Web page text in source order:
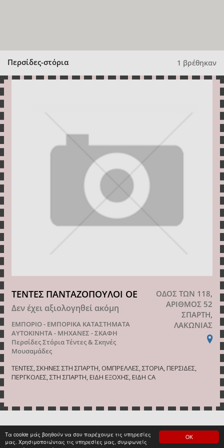
ΟΚ
Τα cookie μάς βοηθούν να σου παρέχουμε τις υπηρεσίες
μας. Χρησιμοποιώντας τις υπηρεσίες μας, συμφωνείς
Περσίδες-στόρια 1 βρέθηκαν
ΤΕΝΤΕΣ ΠΑΝΤΑΖΟΠΟΥΛΟΙ ΟΕ
Δεν έχει αξιολογηθεί ακόμη
ΕΜΠΟΡΙΟ - ΕΜΠΟΡΙΚΑ ΚΑΤΑΣΤΗΜΑΤΑ
ΑΥΤΟΚΙΝΗΤΑ - ΜΗΧΑΝΕΣ - ΣΚΑΦΗ
Περσίδες ΣτόριαΤέντες & Σκηνές
Μουσαμάδες
ΟΔΟΣ ΤΩΝ 118,
ΑΡΙΘΜΟΣ 52
ΣΠΑΡΤΗ,
ΛΑΚΩΝΙΑΣ
ΤΕΝΤΕΣ, ΣΚΗΝΕΣ ΣΤΗ ΣΠΑΡΤΗ, ΟΜΠΡΕΛΛΕΣ, ΣΤΟΡΙΑ, ΠΕΡΣΙΔΕΣ,
ΠΕΡΓΚΟΛΕΣ, ΣΤΗ ΣΠΑΡΤΗ, ΕΙΔΗ ΕΞΟΧΗΣ, ΕΙΔΗ CA
< 1 >